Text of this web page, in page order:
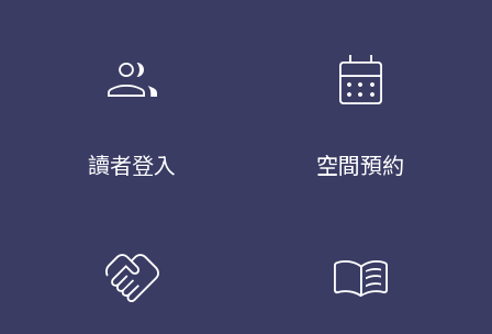
group
讀者登入
calendar_month
空間預約
handshake menu_book